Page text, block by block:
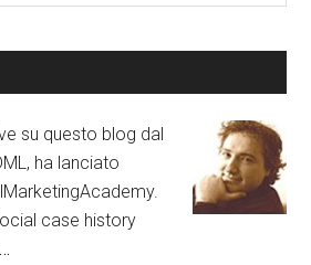
su questo blog dal
ha lanciato
case history